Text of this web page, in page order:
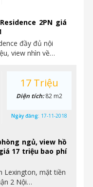
2PN giá
đầy đủ nội
view nhìn về…
ngủ, view hồ
17 triệu bao phí
Lexington, mặt tiền
2 Nội…
17 Triệu
Diện tích:82 m2
Ngày đăng: 17-11-2018